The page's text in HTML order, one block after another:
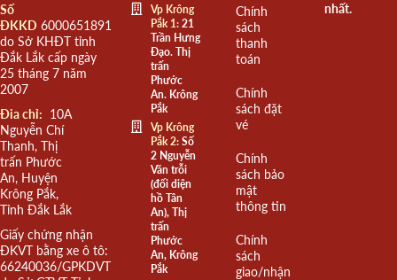
Số
ĐKKD 6000651891
do Sở KHĐT tỉnh
Đắk Lắk cấp ngày
25 tháng 7 năm
2007
Đia chỉ: 10A
Nguyễn Chí
Thanh, Thị
trấn Phước
An, Huyện
Krông Pắk,
Tỉnh Đắk Lắk
Giấy chứng nhận
ĐKVT bằng xe ô tô:
66240036/GPKDVT
Vp Krông
Pắk 1:21
Trần Hưng
Đạo. Thị
trấn
Phước
An. Krông
Pắk
Vp Krông
Pắk 2:Số
2 Nguyễn
Văn trỗi
(đối diện
hồ Tân
An), Thị
trấn
Phước
An, Krông
Pắk
Chính
sách
thanh
toán
Chính
sách đặt
vé
Chính
sách bảo
mật
thông tin
Chính
sách
giao/nhận
nhất.